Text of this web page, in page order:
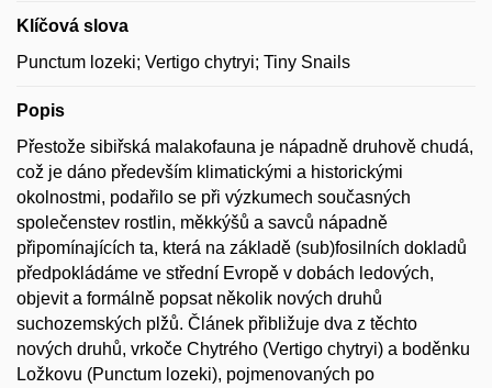
Klíčová slova
Punctum lozeki; Vertigo chytryi; Tiny Snails
Popis
Přestože sibiřská malakofauna je nápadně druhově chudá,
což je dáno především klimatickými a historickými
okolnostmi, podařilo se při výzkumech současných
společenstev rostlin, měkkýšů a savců nápadně
připomínajících ta, která na základě (sub)fosilních dokladů
předpokládáme ve střední Evropě v do­bách ledových,
objevit a formálně popsat několik nových druhů
suchozemských plžů. Článek přibližuje dva z těchto
nových druhů, vrkoče Chytrého (Vertigo chytryi) a boděnku
Ložkovu (Punctum lozeki), pojmenovaných po